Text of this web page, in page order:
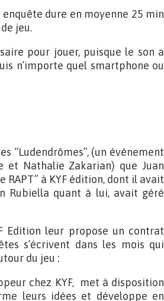
dure en moyenne 25 min
jeu.
pour jouer, puisque le son a
n’importe quel smartphone ou
“Ludendrômes”, (un événement
et Nathalie Zakarian) que Juan
à KYF édition, dont il avait
Rubiella quant à lui, avait géré
Edition leur propose un contrat
s’écrivent dans les mois qui
du jeu :
chez KYF, met à disposition
leurs idées et développe en